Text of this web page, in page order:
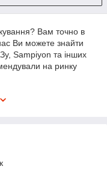
Вам точно в
Ви можете знайти
Sampiyon та інших
на ринку
МАЗ: